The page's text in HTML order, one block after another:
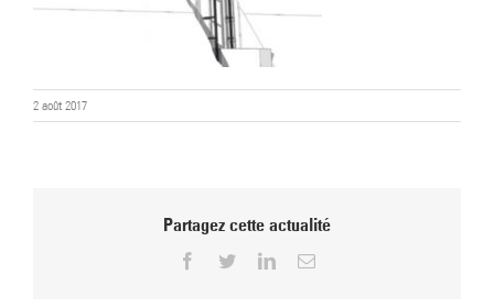
2 août 2017
Partagez cette actualité
Facebook
TwitterLinkedInEmail